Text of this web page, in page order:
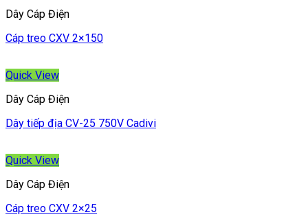
Dây Cáp Điện
Cáp treo CXV 2×150
Quick View
Dây Cáp Điện
Dây tiếp địa CV-25 750V Cadivi
Quick View
Dây Cáp Điện
Cáp treo CXV 2×25